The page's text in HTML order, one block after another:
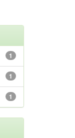
1
1
1